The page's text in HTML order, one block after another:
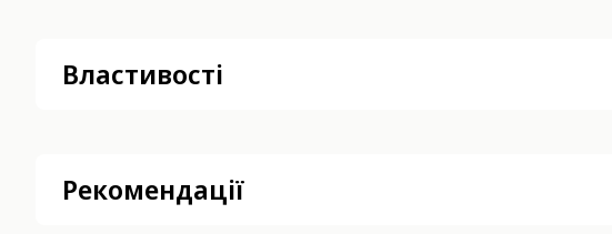
Властивості
Рекомендації